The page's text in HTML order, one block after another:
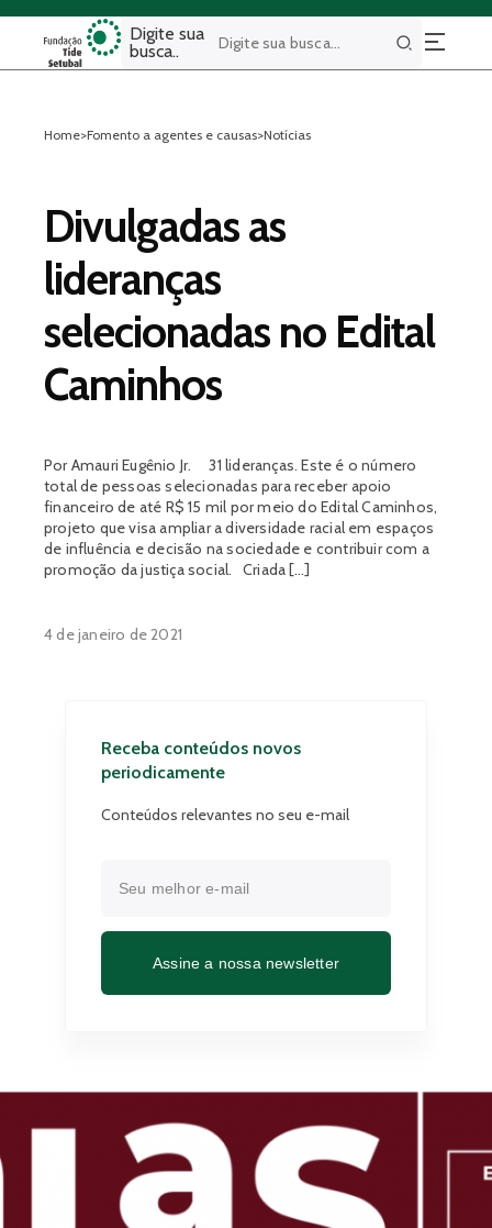
Digite sua
busca..
Buscar
Home>Fomento a agentes e causas>Notícias
Divulgadas as
lideranças
selecionadas no Edital
Caminhos
Por Amauri Eugênio Jr. 31 lideranças. Este é o número
total de pessoas selecionadas para receber apoio
financeiro de até R$ 15 mil por meio do Edital Caminhos,
projeto que visa ampliar a diversidade racial em espaços
de influência e decisão na sociedade e contribuir com a
promoção da justiça social. Criada […]
4 de janeiro de 2021
Receba conteúdos novos
periodicamente
Conteúdos relevantes no seu e-mail
Assine a nossa newsletter